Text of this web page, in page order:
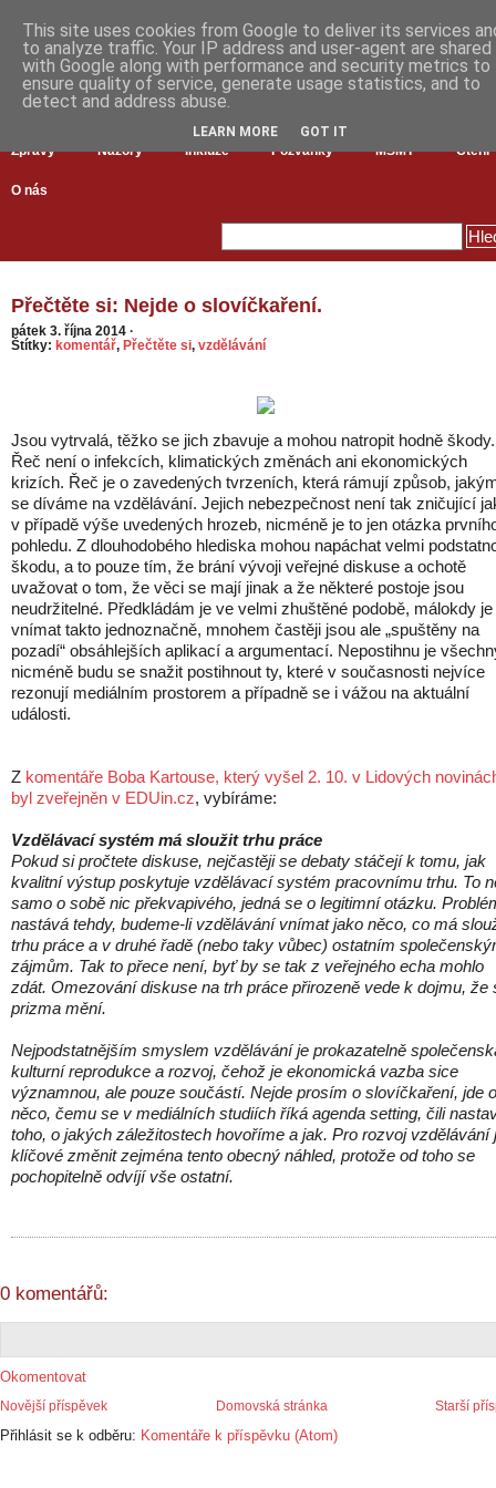
Zprávy Názory Inkluze Pozvánky MŠMT Čtení
O nás
Přečtěte si: Nejde o slovíčkaření.
pátek 3. října 2014 ·
Štítky: komentář, Přečtěte si, vzdělávání
Jsou vytrvalá, těžko se jich zbavuje a mohou natropit hodně škody.
Řeč není o infekcích, klimatických změnách ani ekonomických
krizích. Řeč je o zavedených tvrzeních, která rámují způsob,
se díváme na vzdělávání. Jejich nebezpečnost není tak zničující
v případě výše uvedených hrozeb, nicméně je to jen otázka
pohledu. Z dlouhodobého hlediska mohou napáchat velmi
škodu, a to pouze tím, že brání vývoji veřejné diskuse a ochotě
uvažovat o tom, že věci se mají jinak a že některé postoje jsou
neudržitelné. Předkládám je ve velmi zhuštěné podobě, málokdy
vnímat takto jednoznačně, mnohem častěji jsou ale „spuštěny na
pozadí“ obsáhlejších aplikací a argumentací. Nepostihnu je
nicméně budu se snažit postihnout ty, které v současnosti nejvíce
rezonují mediálním prostorem a případně se i vážou na aktuální
události.
Z komentáře Boba Kartouse, který vyšel 2. 10. v Lidových
byl zveřejněn v EDUin.cz, vybíráme:
Vzdělávací systém má sloužit trhu práce
Pokud si pročtete diskuse, nejčastěji se debaty stáčejí k tomu, jak
kvalitní výstup poskytuje vzdělávací systém pracovnímu trhu. To
samo o sobě nic překvapivého, jedná se o legitimní otázku.
nastává tehdy, budeme-li vzdělávání vnímat jako něco, co má
trhu práce a v druhé řadě (nebo taky vůbec) ostatním
zájmům. Tak to přece není, byť by se tak z veřejného echa mohlo
zdát. Omezování diskuse na trh práce přirozeně vede k dojmu, že
prizma mění.
Nejpodstatnějším smyslem vzdělávání je prokazatelně
kulturní reprodukce a rozvoj, čehož je ekonomická vazba sice
významnou, ale pouze součástí. Nejde prosím o slovíčkaření, jde o
něco, čemu se v mediálních studiích říká agenda setting, čili
toho, o jakých záležitostech hovoříme a jak. Pro rozvoj vzdělávání
klíčové změnit zejména tento obecný náhled, protože od toho se
pochopitelně odvíjí vše ostatní.
0 komentářů:
Okomentovat
Novější příspěvek Starší
Domovská stránka
Přihlásit se k odběru: Komentáře k příspěvku (Atom)
This site uses cookies from Google to deliver its services
to analyze traffic. Your IP address and user-agent are shared
with Google along with performance and security metrics to
ensure quality of service, generate usage statistics, and to
detect and address abuse.
LEARN MORE GOT IT